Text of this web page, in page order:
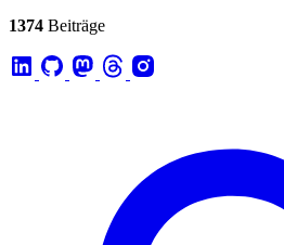
1374 Beiträge